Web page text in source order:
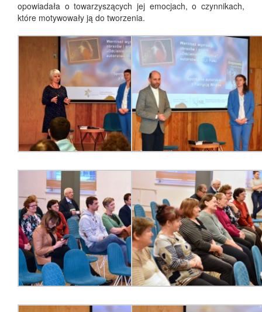
opowiadała o towarzyszących jej emocjach, o czynnikach,
które motywowały ją do tworzenia.